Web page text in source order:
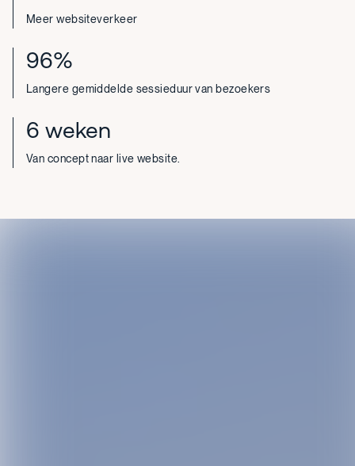
Meer websiteverkeer
96%
Langere gemiddelde sessieduur van bezoekers
6 weken
Van concept naar live website.